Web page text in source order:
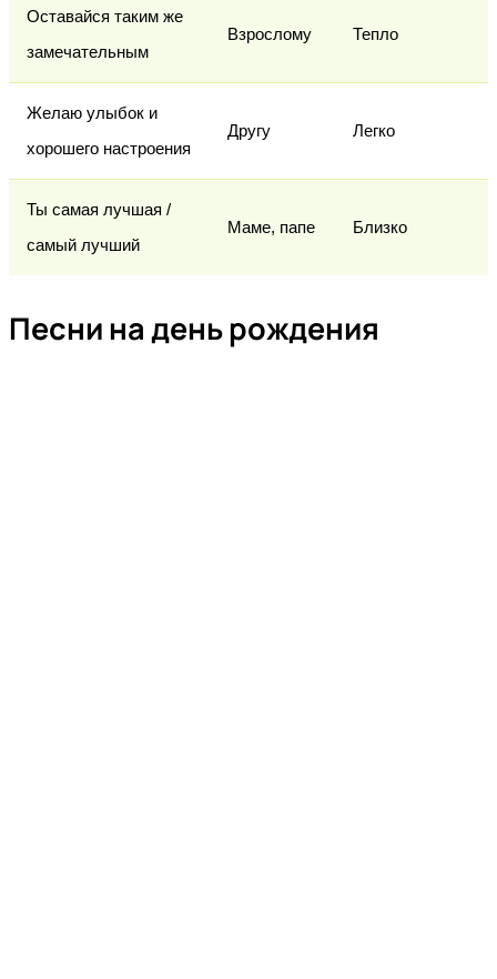
Оставайся таким же
замечательным
Взрослому Тепло
Желаю улыбок и
хорошего настроения
Другу Легко
Ты самая лучшая /
самый лучший
Маме, папе Близко
Песни на день рождения